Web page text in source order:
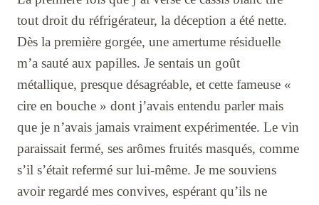
tout droit du réfrigérateur, la déception a été nette.
Dès la première gorgée, une amertume résiduelle
m’a sauté aux papilles. Je sentais un goût
métallique, presque désagréable, et cette fameuse «
cire en bouche » dont j’avais entendu parler mais
que je n’avais jamais vraiment expérimentée. Le vin
paraissait fermé, ses arômes fruités masqués, comme
s’il s’était refermé sur lui-même. Je me souviens
avoir regardé mes convives, espérant qu’ils ne